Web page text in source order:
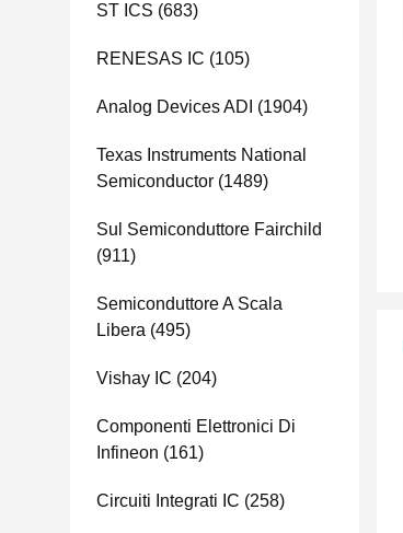
ST ICS (683)
RENESAS IC (105)
Analog Devices ADI (1904)
Texas Instruments National
Semiconductor (1489)
Sul Semiconduttore Fairchild
(911)
Semiconduttore A Scala
Libera (495)
Vishay IC (204)
Componenti Elettronici Di
Infineon (161)
Circuiti Integrati IC (258)